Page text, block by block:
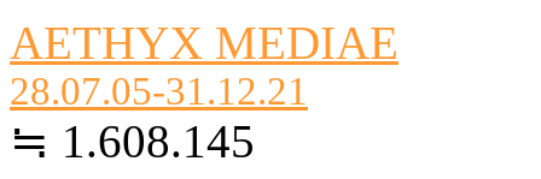
AETHYX MEDIAE
28.07.05-31.12.21
≒ 1.608.145